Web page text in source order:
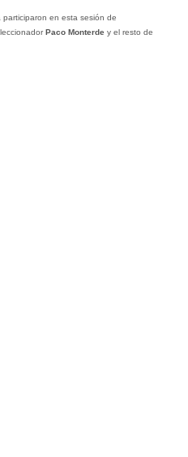
en esta sesión de
Paco Monterdey el resto de